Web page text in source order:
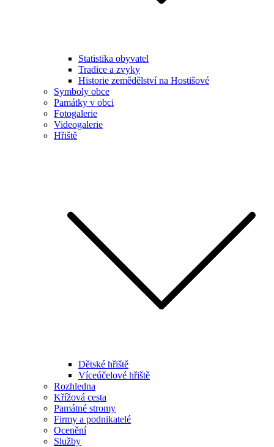
Statistika obyvatel
Tradice a zvyky
Historie zemědělství na Hostišové
Symboly obce
Památky v obci
Fotogalerie
Videogalerie
Hřiště
Dětské hřiště
Víceúčelové hřiště
Rozhledna
Křížová cesta
Památné stromy
Firmy a podnikatelé
Ocenění
Služby